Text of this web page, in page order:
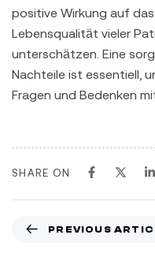
positive Wirkung auf
Lebensqualität vieler
unterschätzen. Eine
Nachteile ist essentiell,
Fragen und Bedenken
SHARE ON
PREVIOUS